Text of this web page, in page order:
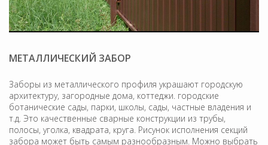
МЕТАЛЛИЧЕСКИЙ ЗАБОР
Заборы из металлического профиля украшают городскую
архитектуру, загородные дома, коттеджи. городские
ботанические сады, парки, школы, сады, частные владения и
т.д. Это качественные сварные конструкции из трубы,
полосы, уголка, квадрата, круга. Рисунок исполнения секций
забора может быть самым разнообразным. Можно выбрать